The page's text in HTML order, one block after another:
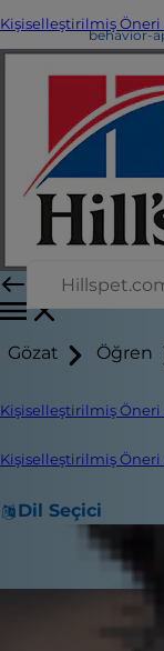
Kişiselleştirilmiş Öneri
Gözat Öğren
Kişiselleştirilmiş Öneri
Kişiselleştirilmiş Öneri
Dil Seçici
behavior-